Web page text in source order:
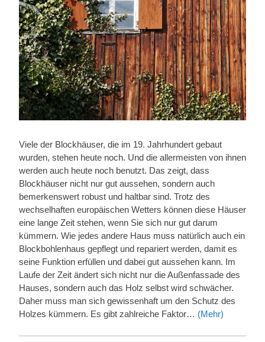
Viele der Blockhäuser, die im 19. Jahrhundert gebaut
wurden, stehen heute noch. Und die allermeisten von ihnen
werden auch heute noch benutzt. Das zeigt, dass
Blockhäuser nicht nur gut aussehen, sondern auch
bemerkenswert robust und haltbar sind. Trotz des
wechselhaften europäischen Wetters können diese Häuser
eine lange Zeit stehen, wenn Sie sich nur gut darum
kümmern. Wie jedes andere Haus muss natürlich auch ein
Blockbohlenhaus gepflegt und repariert werden, damit es
seine Funktion erfüllen und dabei gut aussehen kann. Im
Laufe der Zeit ändert sich nicht nur die Außenfassade des
Hauses, sondern auch das Holz selbst wird schwächer.
Daher muss man sich gewissenhaft um den Schutz des
Holzes kümmern. Es gibt zahlreiche Faktor… (Mehr)